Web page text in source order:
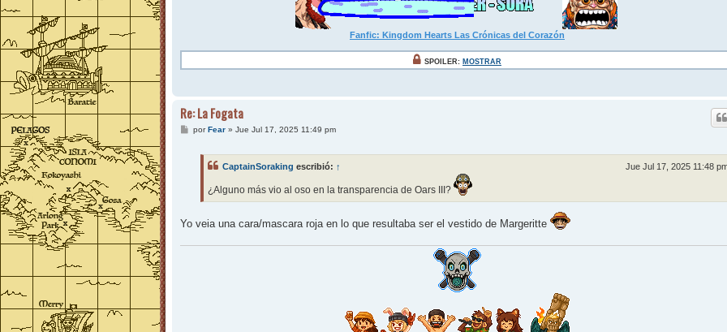
Fanfic: Kingdom Hearts Las Crónicas del Corazón
SPOILER: MOSTRAR
Re: La Fogata
MporFear» Jue Jul 17, 2025 11:49 pm
CaptainSoraking escribió: ↑ Jue Jul 17, 2025 11:48
¿Alguno más vio al oso en la transparencia de Oars III?
Yo veia una cara/mascara roja en lo que resultaba ser el vestido de Margeritte